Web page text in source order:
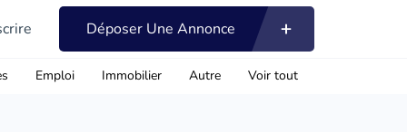
Déposer Une Annonce
Emploi Immobilier Autre Voir tout